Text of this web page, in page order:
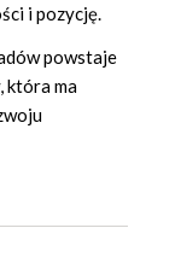
i pozycję.
powstaje
która ma